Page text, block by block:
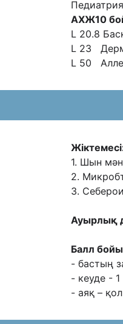
АХЖ10
L 20.8
L 23
L 50
1. Шын
2.
3.
Ауырлық
Балл
- бастың
- кеуде - 1
- аяқ –